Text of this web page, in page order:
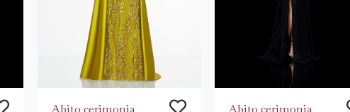
Abito cerimonia Abito cerimonia